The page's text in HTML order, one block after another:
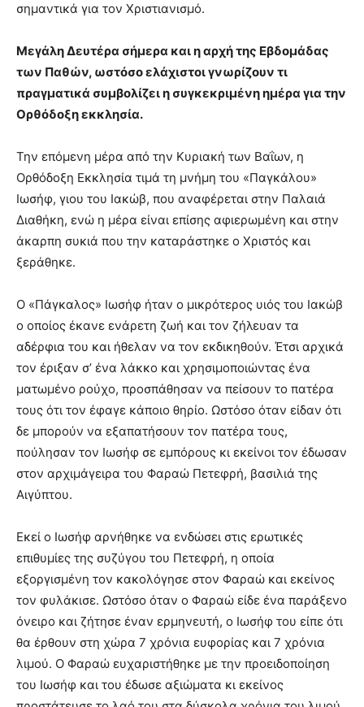
σημαντικά για τον Χριστιανισμό.
Μεγάλη Δευτέρα σήμερα και η αρχή της Εβδομάδας
των Παθών, ωστόσο ελάχιστοι γνωρίζουν τι
πραγματικά συμβολίζει η συγκεκριμένη ημέρα για την
Ορθόδοξη εκκλησία.
Την επόμενη μέρα από την Κυριακή των Βαΐων, η
Ορθόδοξη Εκκλησία τιμά τη μνήμη του «Παγκάλου»
Ιωσήφ, γιου του Ιακώβ, που αναφέρεται στην Παλαιά
Διαθήκη, ενώ η μέρα είναι επίσης αφιερωμένη και στην
άκαρπη συκιά που την καταράστηκε ο Χριστός και
ξεράθηκε.
Ο «Πάγκαλος» Ιωσήφ ήταν ο μικρότερος υιός του Ιακώβ
ο οποίος έκανε ενάρετη ζωή και τον ζήλευαν τα
αδέρφια του και ήθελαν να τον εκδικηθούν. Έτσι αρχικά
τον έριξαν σ’ ένα λάκκο και χρησιμοποιώντας ένα
ματωμένο ρούχο, προσπάθησαν να πείσουν το πατέρα
τους ότι τον έφαγε κάποιο θηρίο. Ωστόσο όταν είδαν ότι
δε μπορούν να εξαπατήσουν τον πατέρα τους,
πούλησαν τον Ιωσήφ σε εμπόρους κι εκείνοι τον έδωσαν
στον αρχιμάγειρα του Φαραώ Πετεφρή, βασιλιά της
Αιγύπτου.
Εκεί ο Ιωσήφ αρνήθηκε να ενδώσει στις ερωτικές
επιθυμίες της συζύγου του Πετεφρή, η οποία
εξοργισμένη τον κακολόγησε στον Φαραώ και εκείνος
τον φυλάκισε. Ωστόσο όταν ο Φαραώ είδε ένα παράξενο
όνειρο και ζήτησε έναν ερμηνευτή, ο Ιωσήφ του είπε ότι
θα έρθουν στη χώρα 7 χρόνια ευφορίας και 7 χρόνια
λιμού. Ο Φαραώ ευχαριστήθηκε με την προειδοποίηση
του Ιωσήφ και του έδωσε αξιώματα κι εκείνος